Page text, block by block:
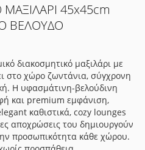
45x45cm
ΒΕΛΟΥΔΟ
διακοσμητικό μαξιλάρι με
στο χώρο ζωντάνια, σύγχρονη
Η υφασμάτινη-βελούδινη
και premium εμφάνιση,
καθιστικά, cozy lounges
αποχρώσεις του δημιουργούν
προσωπικότητα κάθε χώρου.